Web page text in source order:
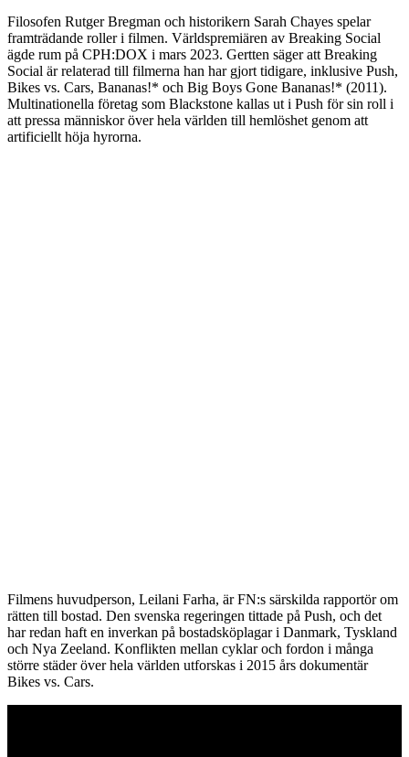
Filosofen Rutger Bregman och historikern Sarah Chayes spelar
framträdande roller i filmen. Världspremiären av Breaking Social
ägde rum på CPH:DOX i mars 2023. Gertten säger att Breaking
Social är relaterad till filmerna han har gjort tidigare, inklusive Push,
Bikes vs. Cars, Bananas!* och Big Boys Gone Bananas!* (2011).
Multinationella företag som Blackstone kallas ut i Push för sin roll i
att pressa människor över hela världen till hemlöshet genom att
artificiellt höja hyrorna.
Filmens huvudperson, Leilani Farha, är FN:s särskilda rapportör om
rätten till bostad. Den svenska regeringen tittade på Push, och det
har redan haft en inverkan på bostadsköplagar i Danmark, Tyskland
och Nya Zeeland. Konflikten mellan cyklar och fordon i många
större städer över hela världen utforskas i 2015 års dokumentär
Bikes vs. Cars.